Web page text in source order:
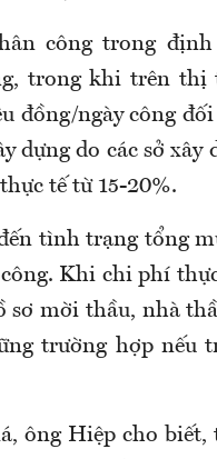
công trong
trong khi trên
đồng/ngày công
dựng do các sở
tế từ 15-20%.
tình trạng tổng
Khi chi phí
mời thầu, nhà
trường hợp nếu
ông Hiệp cho